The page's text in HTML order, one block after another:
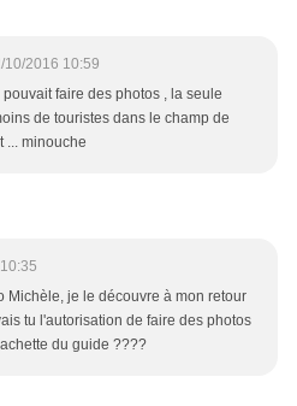
10/2016 10:59
faire des photos , la seule
de touristes dans le champ de
... minouche
Michèle, je le découvre à mon retour
tu l'autorisation de faire des photos
du guide ????